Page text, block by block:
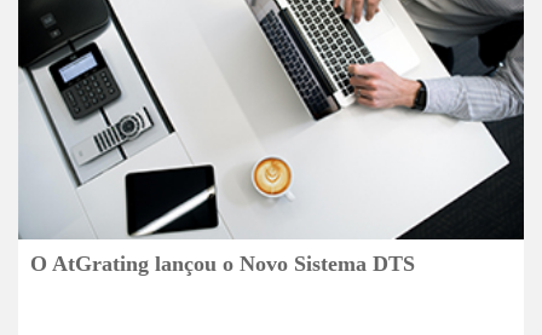
O AtGrating lançou o Novo Sistema DTS